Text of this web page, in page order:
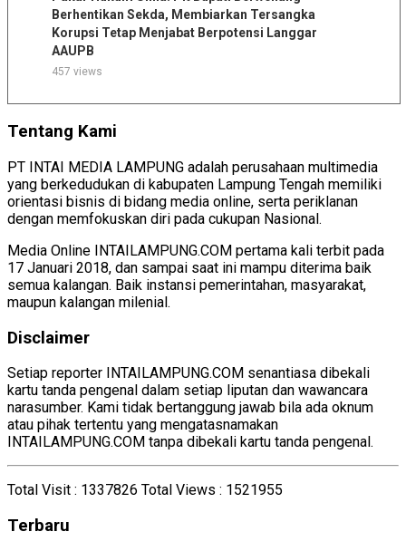
Berhentikan Sekda, Membiarkan Tersangka
Korupsi Tetap Menjabat Berpotensi Langgar
AAUPB
457 views
Tentang Kami
PT INTAI MEDIA LAMPUNG adalah perusahaan multimedia
yang berkedudukan di kabupaten Lampung Tengah memiliki
orientasi bisnis di bidang media online, serta periklanan
dengan memfokuskan diri pada cukupan Nasional.
Media Online INTAILAMPUNG.COM pertama kali terbit pada
17 Januari 2018, dan sampai saat ini mampu diterima baik
semua kalangan. Baik instansi pemerintahan, masyarakat,
maupun kalangan milenial.
Disclaimer
Setiap reporter INTAILAMPUNG.COM senantiasa dibekali
kartu tanda pengenal dalam setiap liputan dan wawancara
narasumber. Kami tidak bertanggung jawab bila ada oknum
atau pihak tertentu yang mengatasnamakan
INTAILAMPUNG.COM tanpa dibekali kartu tanda pengenal.
Total Visit : 1337826 Total Views : 1521955
Terbaru